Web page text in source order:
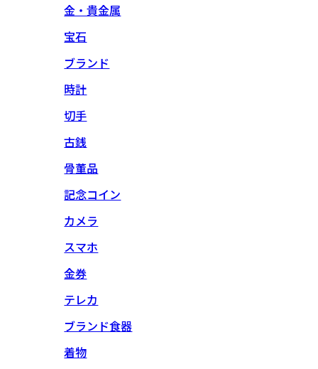
金・貴金属
宝石
ブランド
時計
切手
古銭
骨董品
記念コイン
カメラ
スマホ
金券
テレカ
ブランド食器
着物